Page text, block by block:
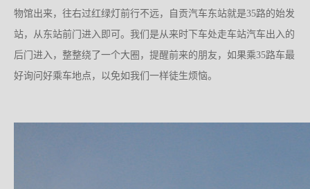
物馆出来，往右过红绿灯前行不远，自贡汽车东站就是35路的始发
站，从东站前门进入即可。我们是从来时下车处走车站汽车出入的
后门进入，整整绕了一个大圈，提醒前来的朋友，如果乘35路车最
好询问好乘车地点，以免如我们一样徒生烦恼。